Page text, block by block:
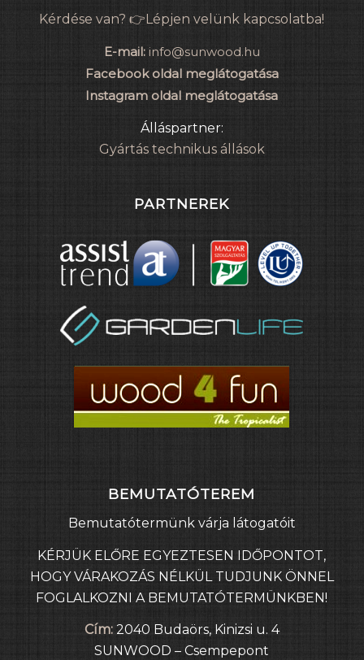
Kérdése van? 👉Lépjen velünk kapcsolatba!
E-mail: info@sunwood.hu
Facebook oldal meglátogatása
Instagram oldal meglátogatása
Álláspartner:
Gyártás technikus állások
PARTNEREK
BEMUTATÓTEREM
Bemutatótermünk várja látogatóit
KÉRJÜK ELŐRE EGYEZTESEN IDŐPONTOT,
HOGY VÁRAKOZÁS NÉLKÜL TUDJUNK ÖNNEL
FOGLALKOZNI A BEMUTATÓTERMÜNKBEN!
Cím:2040 Budaörs, Kinizsi u. 4
SUNWOOD – Csempepont